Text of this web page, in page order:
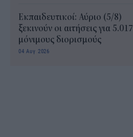
Εκπαιδευτικοί: Αύριο (5/8)
ξεκινούν οι αιτήσεις για 5.017
μόνιμους διορισμούς
04 Αυγ 2026